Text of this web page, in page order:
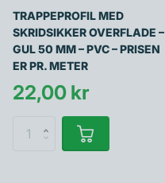
TRAPPEPROFIL MED
SKRIDSIKKER OVERFLADE –
GUL 50 MM – PVC – PRISEN
ER PR. METER
22,00 kr